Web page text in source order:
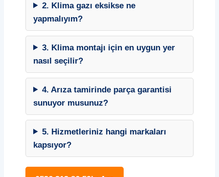
2. Klima gazı eksikse ne
yapmalıyım?
3. Klima montajı için en uygun yer
nasıl seçilir?
4. Arıza tamirinde parça garantisi
sunuyor musunuz?
5. Hizmetleriniz hangi markaları
kapsıyor?